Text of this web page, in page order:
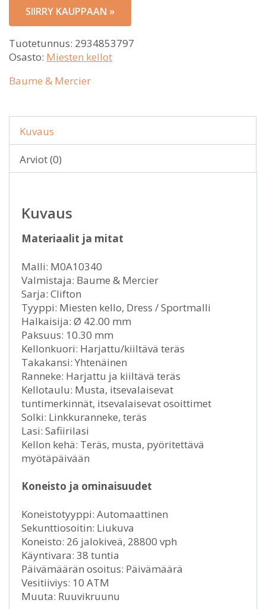
SIIRRY KAUPPAAN »
Tuotetunnus: 2934853797
Osasto: Miesten kellot
Baume & Mercier
Kuvaus
Arviot (0)
Kuvaus
Materiaalit ja mitat
Malli: M0A10340
Valmistaja: Baume & Mercier
Sarja: Clifton
Tyyppi: Miesten kello, Dress / Sportmalli
Halkaisija: Ø 42.00 mm
Paksuus: 10.30 mm
Kellonkuori: Harjattu/kiiltävä teräs
Takakansi: Yhtenäinen
Ranneke: Harjattu ja kiiltävä teräs
Kellotaulu: Musta, itsevalaisevat
tuntimerkinnät, itsevalaisevat osoittimet
Solki: Linkkuranneke, teräs
Lasi: Safiirilasi
Kellon kehä: Teräs, musta, pyöritettävä
myötäpäivään
Koneisto ja ominaisuudet
Koneistotyyppi: Automaattinen
Sekunttiosoitin: Liukuva
Koneisto: 26 jalokiveä, 28800 vph
Käyntivara: 38 tuntia
Päivämäärän osoitus: Päivämäärä
Vesitiiviys: 10 ATM
Muuta: Ruuvikruunu